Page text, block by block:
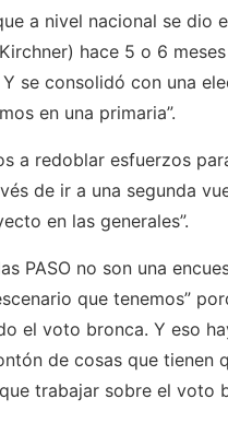
a nivel nacional se dio
hace 5 o 6
se consolidó con una
en una primaria”.
a redoblar esfuerzos
de ir a una segunda
en las generales”.
PASO no son una
que tenemos”
el voto bronca. Y eso
de cosas que tienen
trabajar sobre el